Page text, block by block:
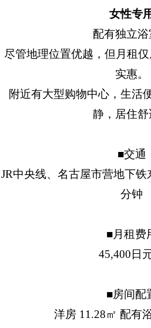
女性专
配有独立浴
尽管地理位置优越，但月租
实惠。
附近有大型购物中心，生活
静，居住舒
■交通
JR中央线、名古屋市营地下铁
分钟
■月租费
45,400日
■房间配
洋房 11.28㎡ 配有